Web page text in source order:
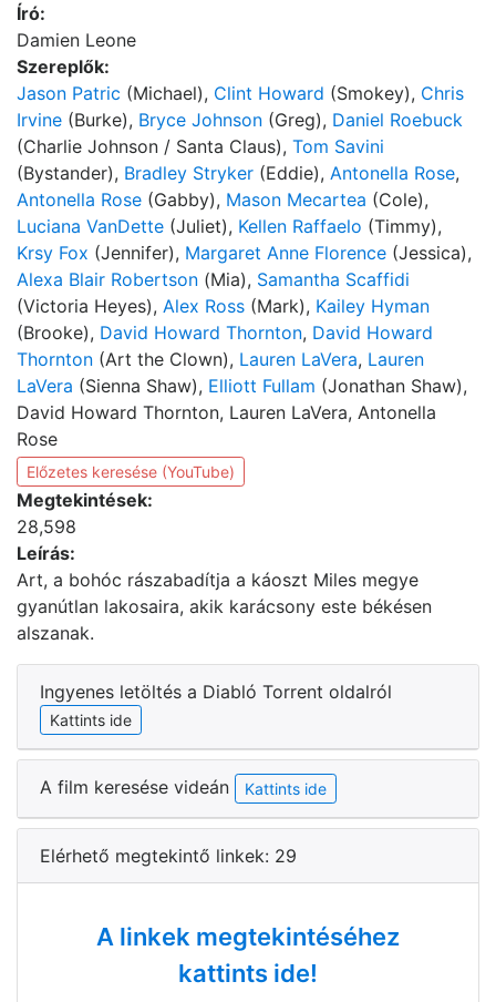
Író:
Damien Leone
Szereplők:
Jason Patric (Michael), Clint Howard (Smokey), Chris
Irvine (Burke), Bryce Johnson (Greg), Daniel Roebuck
(Charlie Johnson / Santa Claus), Tom Savini
(Bystander), Bradley Stryker (Eddie), Antonella Rose,
Antonella Rose (Gabby), Mason Mecartea (Cole),
Luciana VanDette (Juliet), Kellen Raffaelo (Timmy),
Krsy Fox (Jennifer), Margaret Anne Florence (Jessica),
Alexa Blair Robertson (Mia), Samantha Scaffidi
(Victoria Heyes), Alex Ross (Mark), Kailey Hyman
(Brooke), David Howard Thornton, David Howard
Thornton (Art the Clown), Lauren LaVera, Lauren
LaVera (Sienna Shaw), Elliott Fullam (Jonathan Shaw),
David Howard Thornton, Lauren LaVera, Antonella
Rose
Előzetes keresése (YouTube)
Megtekintések:
28,598
Leírás:
Art, a bohóc rászabadítja a káoszt Miles megye
gyanútlan lakosaira, akik karácsony este békésen
alszanak.
Ingyenes letöltés a Diabló Torrent oldalról
Kattints ide
A film keresése videán Kattints ide
Elérhető megtekintő linkek: 29
A linkek megtekintéséhez
kattints ide!